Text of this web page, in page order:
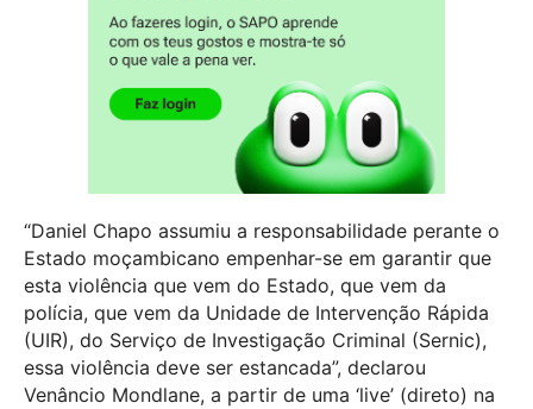
“Daniel Chapo assumiu a responsabilidade perante o
Estado moçambicano empenhar-se em garantir que
esta violência que vem do Estado, que vem da
polícia, que vem da Unidade de Intervenção Rápida
(UIR), do Serviço de Investigação Criminal (Sernic),
essa violência deve ser estancada”, declarou
Venâncio Mondlane, a partir de uma ‘live’ (direto) na